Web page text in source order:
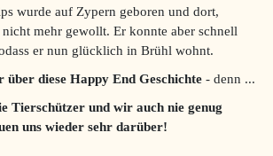
wurde auf Zypern geboren und dort,
mehr gewollt. Er konnte aber schnell
er nun glücklich in Brühl wohnt.
über diese Happy End Geschichte - denn ...
Tierschützer und wir auch nie genug
uns wieder sehr darüber!